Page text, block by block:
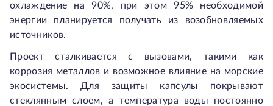
охлаждение на 90%, при этом 95% необходимой
энергии планируется получать из возобновляемых
источников.
Проект сталкивается с вызовами, такими как
коррозия металлов и возможное влияние на морские
экосистемы. Для защиты капсулы покрывают
стеклянным слоем, а температура воды постоянно